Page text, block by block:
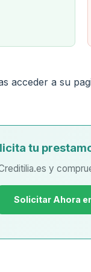
acceder a su
tu
y
Solicitar Ahora